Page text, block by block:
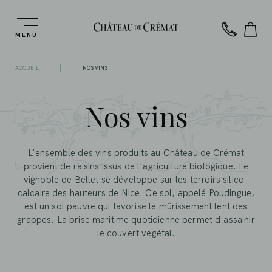
MENU
ACCUEIL | NOS VINS
Nos vins
L'ensemble des vins produits au Château de Crémat
provient de raisins issus de l'agriculture biologique. Le
vignoble de Bellet se développe sur les terroirs silico-
calcaire des hauteurs de Nice. Ce sol, appelé Poudingue,
est un sol pauvre qui favorise le mûrissement lent des
grappes. La brise maritime quotidienne permet d'assainir
le couvert végétal.